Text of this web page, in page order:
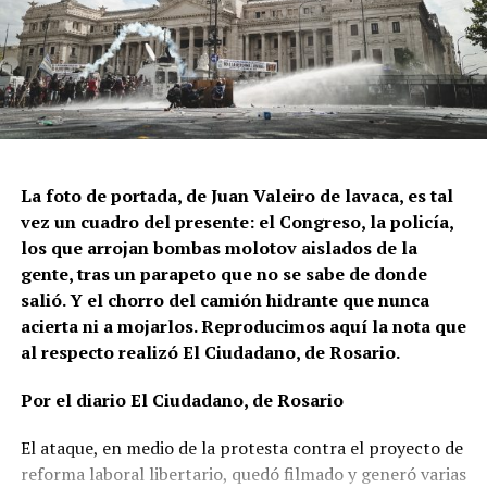
Al mediodía esa misma cabecera de la plaza recibe las
columnas de la izquierda, mientras la Intersindical
Federal arma su escenario en su otro extremo. Para el
inicio de la sesión de la Cámara de Diputados ya hay
cinco cuadras de columnas gremiales sacudiendo
gargantas se hacen nudos con la estrofa “oh juremos
con gloria morir”. En el escenario se amontonan los
dirigentes de diferentes sectores sindicales y a lo largo
de la Avenida de Mayo se agolpan personas con
overoles, guardapolvos y remeras que identifican oficios
diversos: docentes, empleados estatales, metalúrgicos,
aceiteros, trabajadores del cine, de la televisión, del
se tiene en cuenta que están paralizados trenes, subtes
y la mayor parte de los colectivos, pero lo que
sorprende es la breve duración del acto. Poco después
La foto de portada, de Juan Valeiro de lavaca, es tal
vez un cuadro del presente: el Congreso, la policía,
los que arrojan bombas molotov aislados de la
gente, tras un parapeto que no se sabe de donde
salió. Y el chorro del camión hidrante que nunca
acierta ni a mojarlos. Reproducimos aquí la nota que
al respecto realizó El Ciudadano, de Rosario.
Por el diario El Ciudadano, de Rosario
El ataque, en medio de la protesta contra el proyecto de
reforma laboral libertario, quedó filmado y generó varias